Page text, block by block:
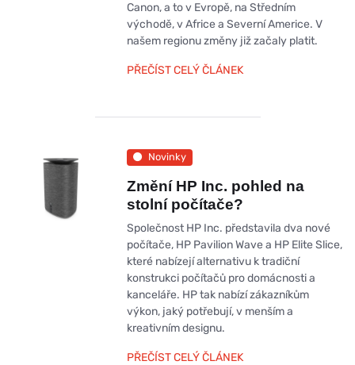
Canon, a to v Evropě, na Středním
východě, v Africe a Severní Americe. V
našem regionu změny již začaly platit.
PŘEČÍST CELÝ ČLÁNEK
Novinky
Změní HP Inc. pohled na
stolní počítače?
Společnost HP Inc. představila dva nové
počítače, HP Pavilion Wave a HP Elite Slice,
které nabízejí alternativu k tradiční
konstrukci počítačů pro domácnosti a
kanceláře. HP tak nabízí zákazníkům
výkon, jaký potřebují, v menším a
kreativním designu.
PŘEČÍST CELÝ ČLÁNEK